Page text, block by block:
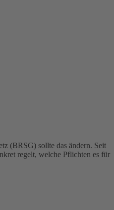
(BRSG) sollte das ändern. Seit
regelt, welche Pflichten es für